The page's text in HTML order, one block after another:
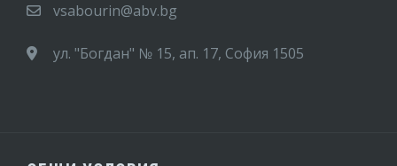
vsabourin@abv.bg
ул. "Богдан" № 15, ап. 17, София 1505